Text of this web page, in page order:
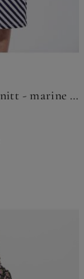
Kleid mit U-Boot-Ausschnitt - marine / weiß / gemustert - Gr. 23 von Goldner Fashion